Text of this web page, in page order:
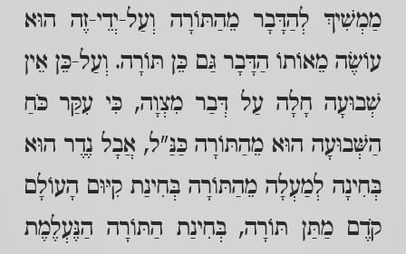
מַמְשִׁיךְ לְהַדָּבָר מֵהַתּוֹרָה וְעַל-יְדֵי-זֶה הוּא
עוֹשֶׂה מֵאוֹתוֹ הַדָּבָר גַּם כֵּן תּוֹרָה. וְעַל-כֵּן אֵין
שְׁבוּעָה חָלָה עַל דְּבַר מִצְוָה, כִּי עִקַּר כֹּחַ
הַשְּׁבוּעָה הוּא מֵהַתּוֹרָה כַּנַּ"ל, אֲבָל נֶדֶר הוּא
בְּחִינָה לְמַעְלָה מֵהַתּוֹרָה בְּחִינַת קִיּוּם הָעוֹלָם
קֹדֶם מַתַּן תּוֹרָה, בְּחִינַת הַתּוֹרָה הַנֶּעְלֶמֶת